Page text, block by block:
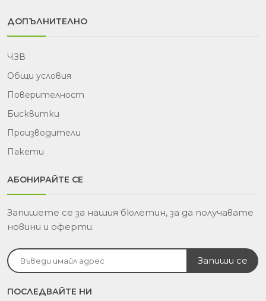
ДОПЪЛНИТЕЛНО
ЧЗВ
Общи условия
Поверителност
Бисквитки
Производители
Пакети
АБОНИРАЙТЕ СЕ
Запишете се за нашия бюлетин, за да получавате
новини и оферти.
ПОСЛЕДВАЙТЕ НИ